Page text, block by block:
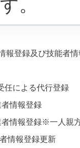
。
報登録及び技能者
任による代行登録
者情報登録
者情報登録※一人親
情報登録更新